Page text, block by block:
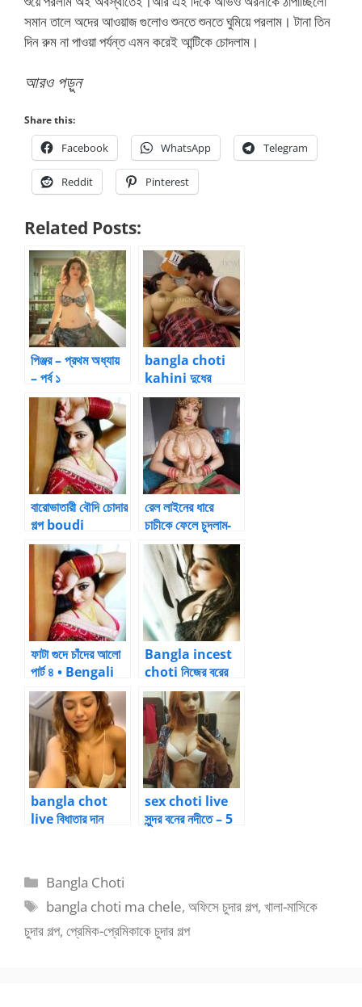
সমান তালে অদের আওয়াজ গুলোও শুনতে শুনতে ঘুমিয়ে পরলাম। টানা তিন
দিন রুম না পাওয়া পর্যন্ত এমন করেই আন্টিকে চোদলাম।
আরও পড়ুন
Share this:
Facebook WhatsApp Telegram
Reddit Pinterest
Related Posts:
পিঞ্জর – প্রথম অধ্যায়
– পর্ব ১
bangla choti
kahini দুধের
গোলাপী বোঁটা দুটো চুষে
দিলেন
বারোভাতারী বৌদি চোদার
গল্প boudi
chodar golpo
রেল লাইনের ধারে
চাচীকে ফেলে চুদলাম-
Chodar Golpo
ফাটা গুদে চাঁদের আলো
পার্ট ৪ • Bengali
Sex Stories
Bangla incest
choti নিজের বরের
সামনেই বরের বন্ধুর
সাথে সেক্স
bangla chot
live বিধাতার দান
sex choti live
সুন্দর বনের নদীতে – 5
Categories
Bangla Choti
Tags
bangla choti ma chele,অফিসে চুদার গল্প,খালা-মাসিকে
চুদার গল্প, প্রেমিক-প্রেমিকাকে চুদার গল্প